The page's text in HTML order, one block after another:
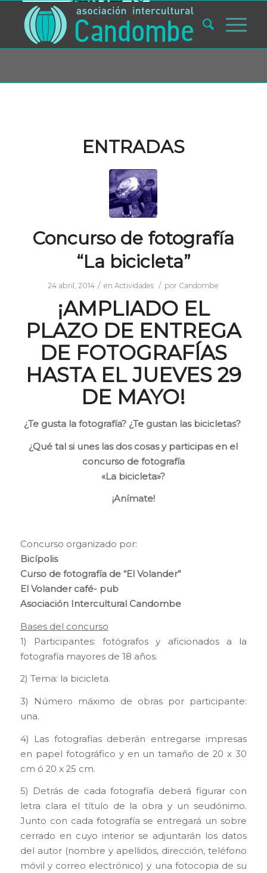
ENTRADAS
Concurso de fotografía
“La bicicleta”
24 abril, 2014 / enActividades / por Candombe
¡AMPLIADO EL
PLAZO DE ENTREGA
DE FOTOGRAFÍAS
HASTA EL JUEVES 29
DE MAYO!
¿Te gusta la fotografía? ¿Te gustan las bicicletas?
¿Qué tal si unes las dos cosas y participas en el
concurso de fotografía
«La bicicleta»?
¡Anímate!
Concurso organizado por:
Bicípolis
Curso de fotografía de “El Volander”
El Volander café- pub
Asociación Intercultural Candombe
Bases del concurso
1) Participantes: fotógrafos y aficionados a la
fotografía mayores de 18 años.
2) Tema: la bicicleta.
3) Número máximo de obras por participante:
una.
4) Las fotografías deberán entregarse impresas
en papel fotográfico y en un tamaño de 20 x 30
cm ó 20 x 25 cm.
5) Detrás de cada fotografía deberá figurar con
letra clara el título de la obra y un seudónimo.
Junto con cada fotografía se entregará un sobre
cerrado en cuyo interior se adjuntarán los datos
del autor (nombre y apellidos, dirección, teléfono
móvil y correo electrónico) y una fotocopia de su